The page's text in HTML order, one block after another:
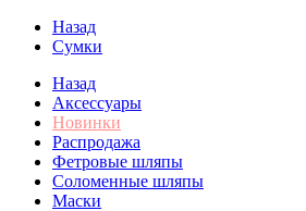
Назад
Сумки
Назад
Аксессуары
Новинки
Распродажа
Фетровые шляпы
Соломенные шляпы
Маски